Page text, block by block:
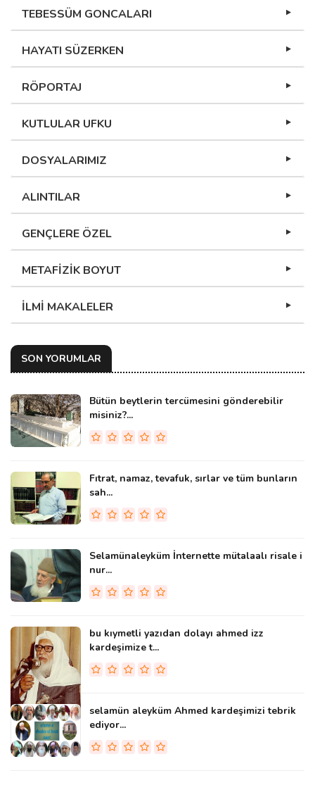
TEBESSÜM GONCALARI
HAYATI SÜZERKEN
RÖPORTAJ
KUTLULAR UFKU
DOSYALARIMIZ
ALINTILAR
GENÇLERE ÖZEL
METAFİZİK BOYUT
İLMİ MAKALELER
SON YORUMLAR
Bütün beytlerin tercümesini gönderebilir
misiniz?...
Fıtrat, namaz, tevafuk, sırlar ve tüm bunların
sah...
Selamünaleyküm İnternette mütalaalı risale i
nur...
bu kıymetli yazıdan dolayı ahmed izz
kardeşimize t...
selamün aleyküm Ahmed kardeşimizi tebrik
ediyor...